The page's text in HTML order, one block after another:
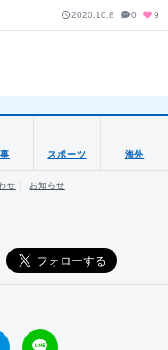
2020.10.8 0 9
スポーツ 海外
せ お知らせ